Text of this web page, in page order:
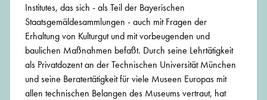
Institutes, das sich - als Teil der Bayerischen
Staatsgemäldesammlungen - auch mit Fragen der
Erhaltung von Kulturgut und mit vorbeugenden und
baulichen Maßnahmen befaßt. Durch seine Lehrtätigkeit
als Privatdozent an der Technischen Universität München
und seine Beratertätigkeit für viele Museen Europas mit
allen technischen Belangen des Museums vertraut, hat